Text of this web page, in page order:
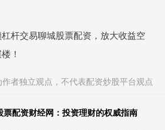
杆交易聊城股票配资，放大收益空
！
者独立观点，不代表配资炒股平台观点
票配资财经网：投资理财的权威指南